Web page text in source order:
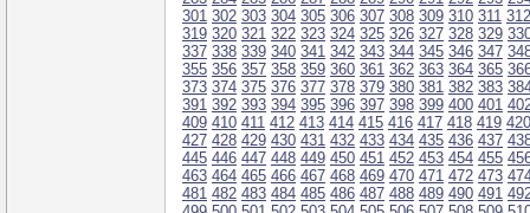
301 302 303 304 305 306 307 308 309 310 311 312
319 320 321 322 323 324 325 326 327 328 329
337 338 339 340 341 342 343 344 345 346 347
355 356 357 358 359 360 361 362 363 364 365
373 374 375 376 377 378 379 380 381 382 383
391 392 393 394 395 396 397 398 399 400 401
409 410 411 412 413 414 415 416 417 418 419 420
427 428 429 430 431 432 433 434 435 436 437
445 446 447 448 449 450 451 452 453 454 455
463 464 465 466 467 468 469 470 471 472 473
481 482 483 484 485 486 487 488 489 490 491